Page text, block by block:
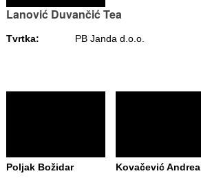
Lanović Duvančić Tea
Tvrtka: PB Janda d.o.o.
Poljak Božidar Kovačević Andrea